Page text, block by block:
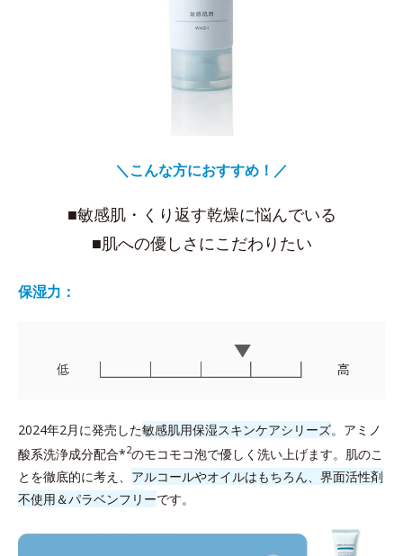
＼こんな方におすすめ！／
■敏感肌・くり返す乾燥に悩んでいる
■肌への優しさにこだわりたい
保湿力：
2024年2月に発売した敏感肌用保湿スキンケアシリーズ。アミノ
酸系洗浄成分配合*2のモコモコ泡で優しく洗い上げます。肌のこ
とを徹底的に考え、 アルコールやオイルはもちろん、界面活性剤
不使用＆パラベンフリーです。